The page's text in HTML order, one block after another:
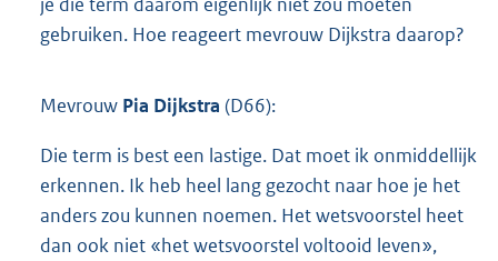
gebruiken. Hoe reageert mevrouw Dijkstra daarop?
Mevrouw Pia Dijkstra (D66):
Die term is best een lastige. Dat moet ik onmiddellijk
erkennen. Ik heb heel lang gezocht naar hoe je het
anders zou kunnen noemen. Het wetsvoorstel heet
dan ook niet «het wetsvoorstel voltooid leven»,